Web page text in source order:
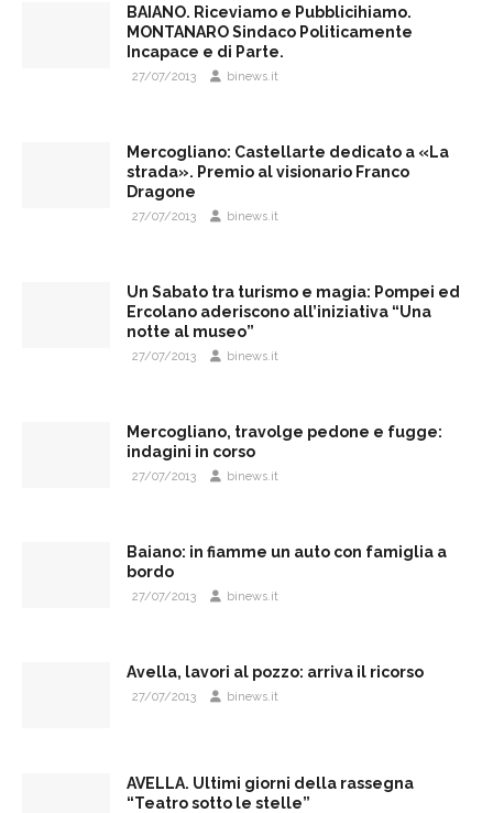
BAIANO. Riceviamo e Pubblicihiamo.
MONTANARO Sindaco Politicamente
Incapace e di Parte.
27/07/2013 binews.it
Mercogliano: Castellarte dedicato a «La
strada». Premio al visionario Franco
Dragone
27/07/2013 binews.it
Un Sabato tra turismo e magia: Pompei ed
Ercolano aderiscono all’iniziativa “Una
notte al museo”
27/07/2013 binews.it
Mercogliano, travolge pedone e fugge:
indagini in corso
27/07/2013 binews.it
Baiano: in fiamme un auto con famiglia a
bordo
27/07/2013 binews.it
Avella, lavori al pozzo: arriva il ricorso
27/07/2013 binews.it
AVELLA. Ultimi giorni della rassegna
“Teatro sotto le stelle”